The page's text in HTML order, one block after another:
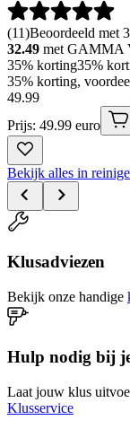
(11)Beoordeeld met
32.49 met GAMMA
35% korting35%
35% korting,
49.99
Prijs: 49.99 euro
Bekijk alles in
Klusadviezen
Bekijk onze handige
Hulp nodig bij
Laat jouw klus
Klusservice